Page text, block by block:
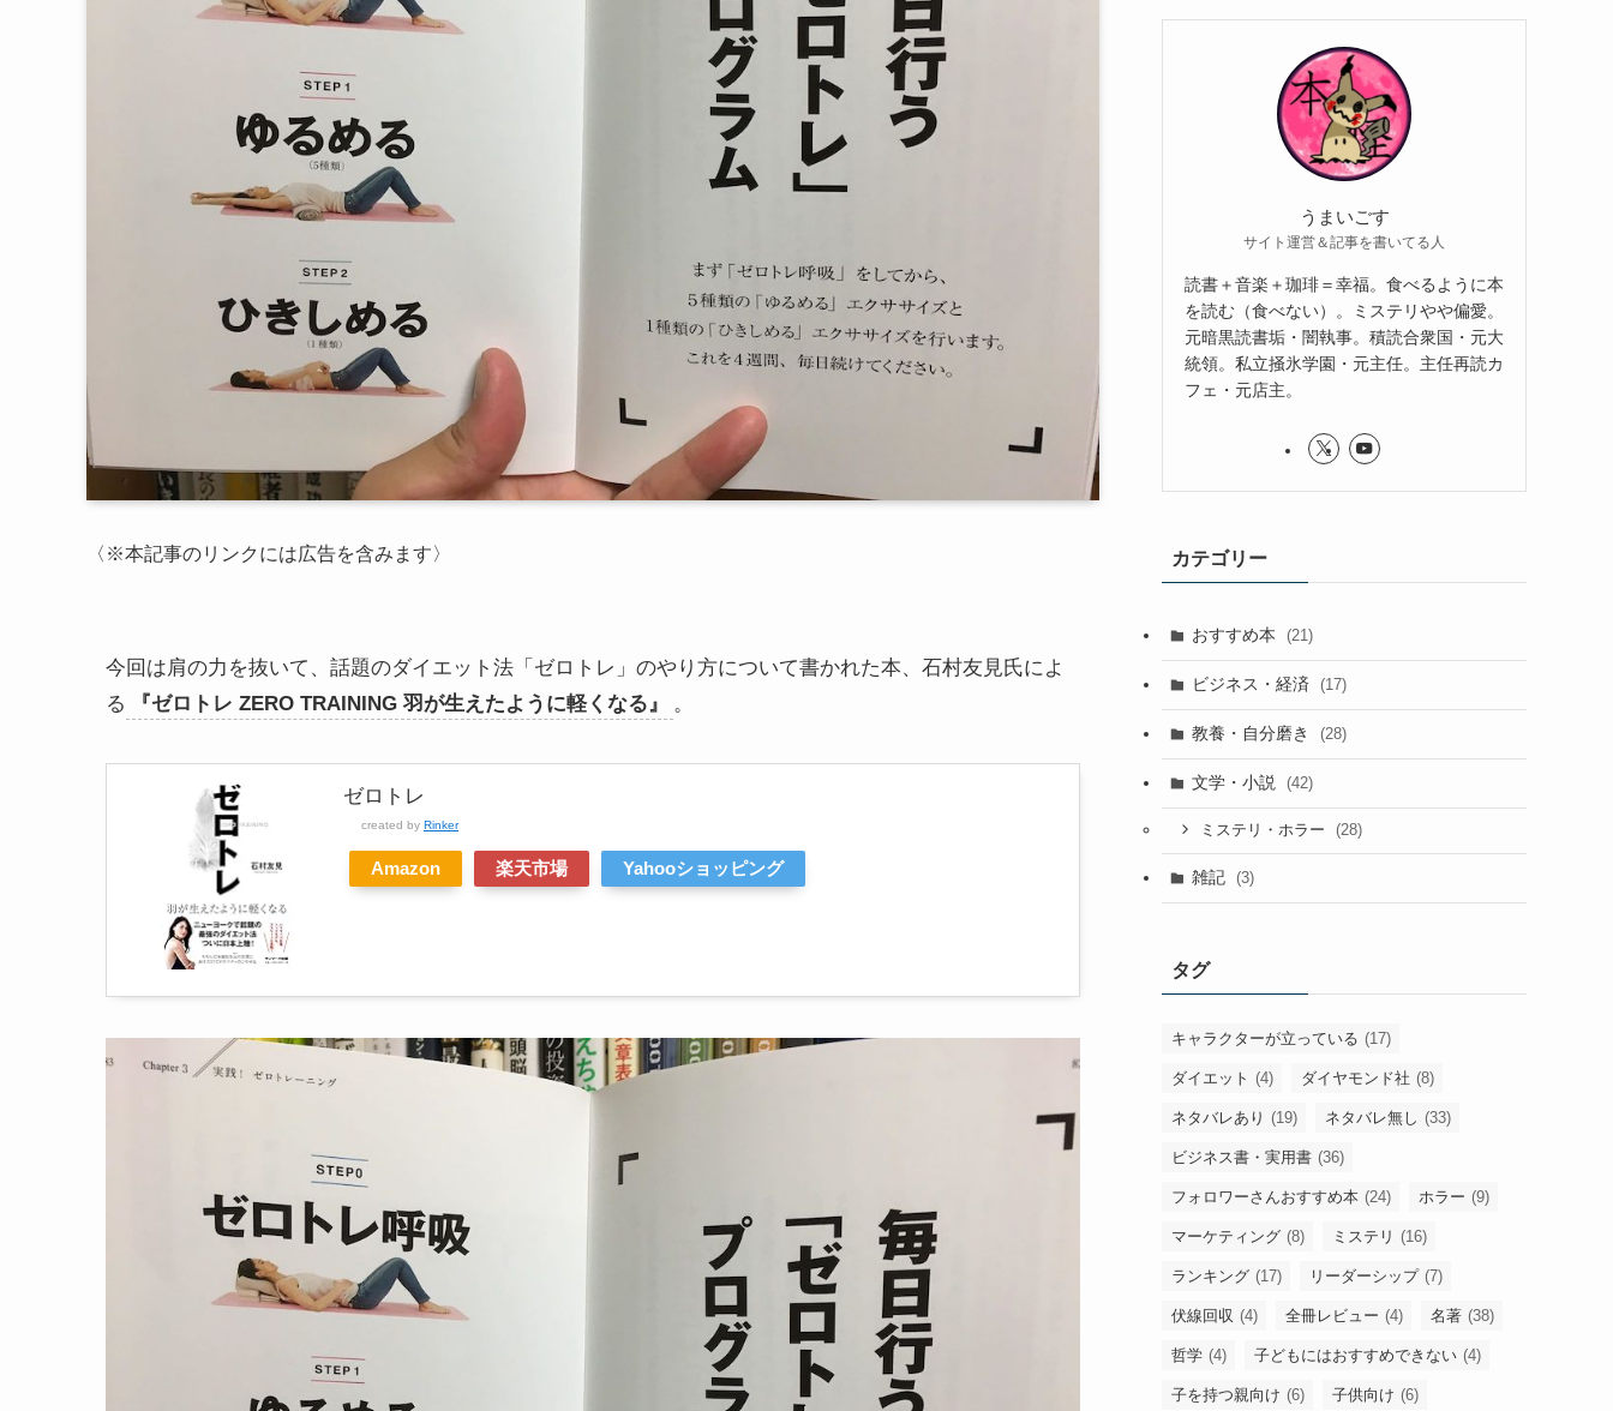
〈※本記事のリンクには広告を含みます〉
今回は肩の力を抜いて、話題のダイエット法「ゼロトレ」のやり方について書かれた本、石村友見氏によ
る
『ゼロトレ ZERO TRAINING 羽が生えたように軽くなる』 。
ゼロトレ
created by Rinker
Amazon 楽天市場 Yahooショッピング
うまいごす
サイト運営＆記事を書いてる人
読書＋音楽＋珈琲＝幸福。食べるように本
を読む（食べない）。ミステリやや偏愛。
元暗黒読書垢・闇執事。積読合衆国・元大
統領。私立掻氷学園・元主任。主任再読カ
フェ・元店主。
カテゴリー
おすすめ本 (21)
ビジネス・経済 (17)
教養・自分磨き (28)
文学・小説 (42)
ミステリ・ホラー (28)
雑記 (3)
タグ
キャラクターが立っている (17)
ダイエット (4) ダイヤモンド社 (8)
ネタバレあり (19) ネタバレ無し (33)
ビジネス書・実用書 (36)
フォロワーさんおすすめ本 (24) ホラー (9)
マーケティング (8) ミステリ (16)
ランキング (17) リーダーシップ (7)
伏線回収 (4) 全冊レビュー (4) 名著 (38)
哲学 (4) 子どもにはおすすめできない (4)
子を持つ親向け (6) 子供向け (6)